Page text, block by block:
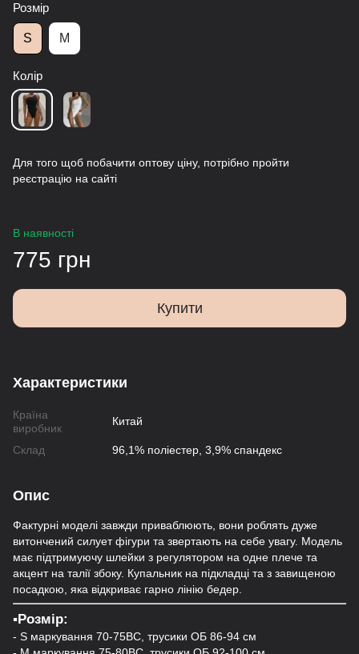
Розмір
S M
Колір
Для того щоб побачити оптову ціну, потрібно пройти
реєстрацію на сайті
В наявності
775 грн
Купити
Характеристики
Країна
виробник
Китай
Склад 96,1% поліестер, 3,9% спандекс
Опис
Фактурні моделі завжди приваблюють, вони роблять дуже
витончений силует фігури та звертають на себе увагу. Модель
має підтримуючу шлейки з регулятором на одне плече та
акцент на талії збоку. Купальник на підкладці та з завищеною
посадкою, яка відкриває гарно лінію бедер.
▪️Розмір:
- S маркування 70-75ВС, трусики ОБ 86-94 см